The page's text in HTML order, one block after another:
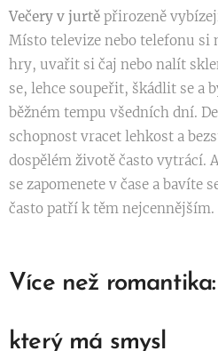
Večery v jurtě přirozeně
Místo televize nebo telefonu si
hry, uvařit si čaj nebo nalít
se, lehce soupeřit, škádlit se a
běžném tempu všedních dní.
schopnost vracet lehkost a
dospělém životě často vytrácí.
se zapomenete v čase a bavíte
často patří k těm nejcennějším.
Více než
který má smysl